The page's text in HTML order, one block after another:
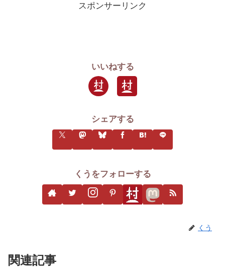
スポンサーリンク
いいねする
シェアする
くうをフォローする
くう
関連記事